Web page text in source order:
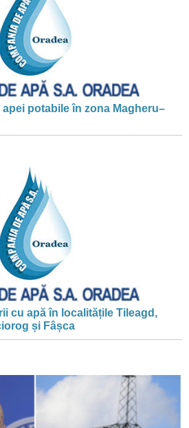
potabile în zona Magheru–
cu apă în localitățile Tileagd,
și Fâșca